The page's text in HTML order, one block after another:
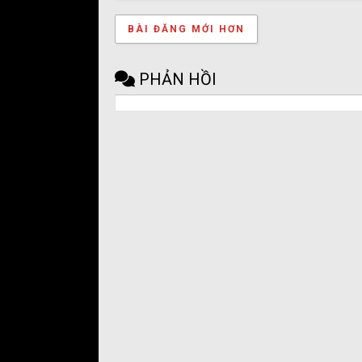
BÀI ĐĂNG MỚI HƠN
PHẢN HỒI